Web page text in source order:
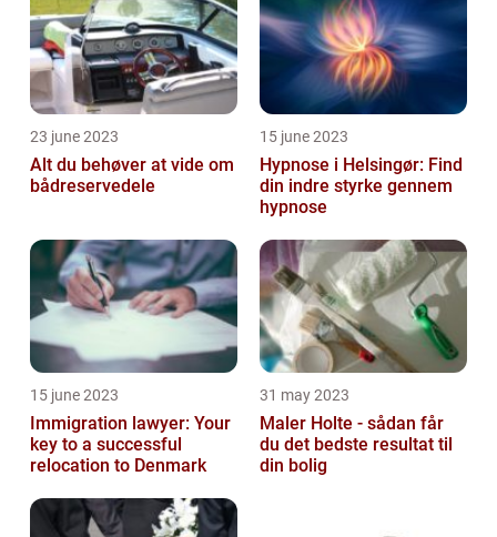
23 june 2023
Alt du behøver at vide om
bådreservedele
15 june 2023
Hypnose i Helsingør: Find
din indre styrke gennem
hypnose
15 june 2023
Immigration lawyer: Your
key to a successful
relocation to Denmark
31 may 2023
Maler Holte - sådan får
du det bedste resultat til
din bolig